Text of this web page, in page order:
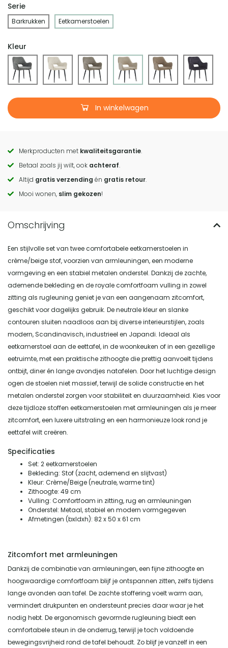
Serie
Barkrukken Eetkamerstoelen
Kleur
In winkelwagen
Call
to
actions
Merkproducten met kwaliteitsgarantie.
Betaal zoals jij wilt, ook achteraf.
Altijd gratis verzending én gratis retour.
Mooi wonen, slim gekozen!
Een stijlvolle set van twee comfortabele eetkamerstoelen in
crème/beige stof, voorzien van armleuningen, een moderne
vormgeving en een stabiel metalen onderstel. Dankzij de zachte,
ademende bekleding en de royale comfortfoam vulling in zowel
zitting als rugleuning geniet je van een aangenaam zitcomfort,
geschikt voor dagelijks gebruik. De neutrale kleur en slanke
contouren sluiten naadloos aan bij diverse interieurstijlen, zoals
modern, Scandinavisch, industrieel en Japandi. Ideaal als
eetkamerstoel aan de eettafel, in de woonkeuken of in een gezellige
eetruimte, met een praktische zithoogte die prettig aanvoelt tijdens
ontbijt, diner én lange avondjes natafelen. Door het luchtige design
ogen de stoelen niet massief, terwijl de solide constructie en het
metalen onderstel zorgen voor stabiliteit en duurzaamheid. Kies voor
deze tijdloze stoffen eetkamerstoelen met armleuningen als je meer
zitcomfort, een luxere uitstraling en een harmonieuze look rond je
eettafel wilt creëren.
Specificaties
Set: 2 eetkamerstoelen
Bekleding: Stof (zacht, ademend en slijtvast)
Kleur: Crème/Beige (neutrale, warme tint)
Zithoogte: 49 cm
Vulling: Comfortfoam in zitting, rug en armleuningen
Onderstel: Metaal, stabiel en modern vormgegeven
Afmetingen (bxldxh): 82 x 50 x 61 cm
Zitcomfort met armleuningen
Dankzij de combinatie van armleuningen, een fijne zithoogte en
hoogwaardige comfortfoam blijf je ontspannen zitten, zelfs tijdens
lange avonden aan tafel. De zachte stoffering voelt warm aan,
vermindert drukpunten en ondersteunt precies daar waar je het
nodig hebt. De ergonomisch gevormde rugleuning biedt een
comfortabele steun in de onderrug, terwijl je toch voldoende
bewegingsvrijheid rond de tafel behoudt. Zo blijf je vanzelf in een